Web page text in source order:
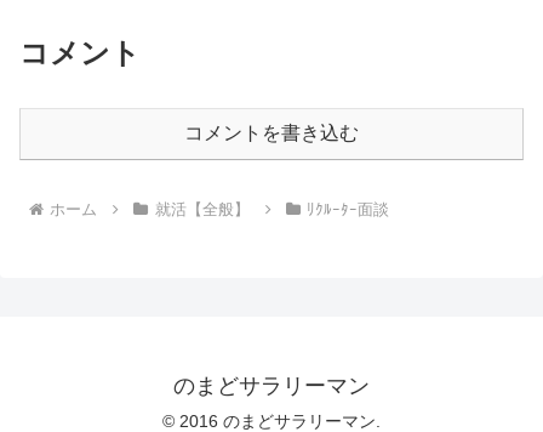
コメント
コメントを書き込む
ホーム 就活【全般】 ﾘｸﾙｰﾀｰ面談
のまどサラリーマン
© 2016 のまどサラリーマン.